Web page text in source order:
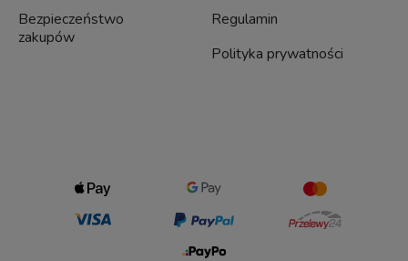
Bezpieczeństwo
zakupów
Regulamin
Polityka prywatności